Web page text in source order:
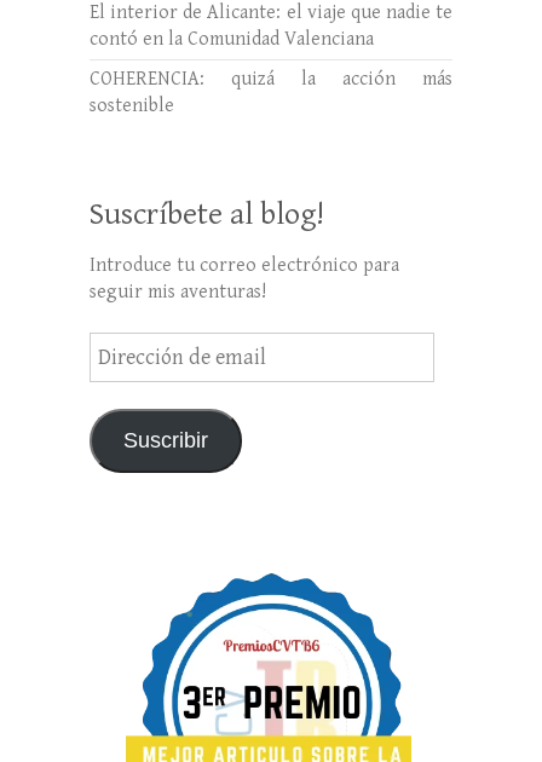
El interior de Alicante: el viaje que nadie te
contó en la Comunidad Valenciana
COHERENCIA: quizá la acción más
sostenible
Suscríbete al blog!
Introduce tu correo electrónico para
seguir mis aventuras!
Dirección
de
Suscribir